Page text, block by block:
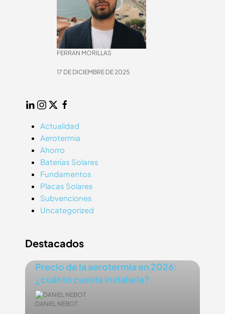
FERRAN MORILLAS
17 DE DICIEMBRE DE 2025
LinkedIn
Instagram
TwitterFacebook
Actualidad
Aerotermia
Ahorro
Baterías Solares
Fundamentos
Placas Solares
Subvenciones
Uncategorized
Destacados
Precio de la aerotermia en 2026:
¿cuánto cuesta instalarla?
DANIEL NEBOT